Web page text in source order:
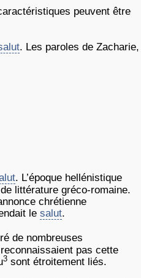
peuvent être
. Les paroles de Zacharie,
. L’époque hellénistique
littérature gréco-romaine.
chrétienne
le salut.
de nombreuses
pas cette
3 sont étroitement liés.